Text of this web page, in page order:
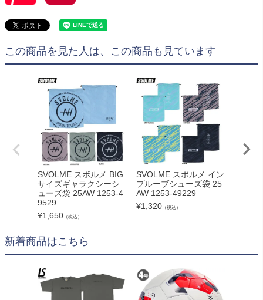
この商品を見た人は、この商品も見ています
SVOLME スボルメ BIG
サイズギャラクシーシ
ューズ袋 25AW 1253-4
9529
¥1,650 （税込）
SVOLME スボルメ イン
プルーブシューズ袋 25
AW 1253-49229
¥1,320 （税込）
新着商品はこちら